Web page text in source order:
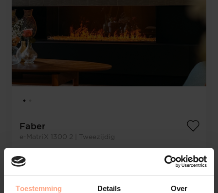
Toestemming Details Over
Faber
e-MatriX 1300 2 | Tweezijdig
€ Configureer